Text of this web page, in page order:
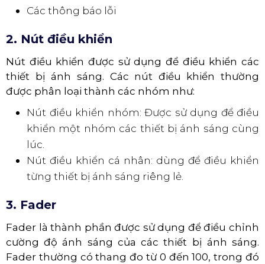
Các thông báo lỗi
2. Nút điều khiển
Nút điều khiển được sử dụng để điều khiển các
thiết bị ánh sáng. Các nút điều khiển thường
được phân loại thành các nhóm như:
Nút điều khiển nhóm: Được sử dụng để điều
khiển một nhóm các thiết bị ánh sáng cùng
lúc.
Nút điều khiển cá nhân: dùng để điều khiển
từng thiết bị ánh sáng riêng lẻ.
3. Fader
Fader là thành phần được sử dụng để điều chỉnh
cường độ ánh sáng của các thiết bị ánh sáng.
Fader thường có thang đo từ 0 đến 100, trong đó